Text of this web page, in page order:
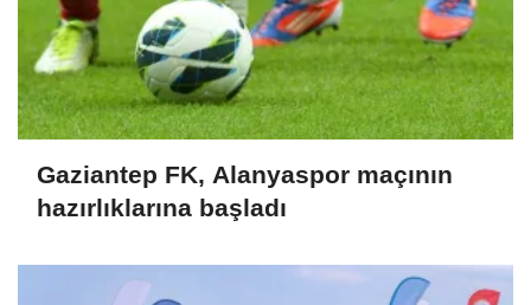
Gaziantep FK, Alanyaspor maçının
hazırlıklarına başladı